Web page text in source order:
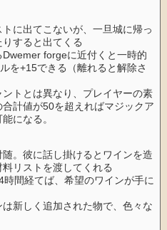
に出てこないが、一旦城に帰っ
すると出てくる
forgeに近付くと一時的
を+15できる（離れると解除さ
トとは異なり、プレイヤーの素
計値が50を超えればマジックア
になる。
。彼に話し掛けるとワインを造
リストを渡してくれる
時間経てば、希望のワインが手に
新しく追加された物で、色々な